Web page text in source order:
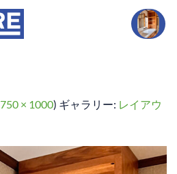
750 × 1000) ギャラリー: レイアウ